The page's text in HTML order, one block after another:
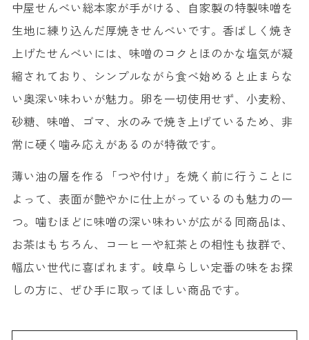
中屋せんべい総本家が手がける、自家製の特製味噌を
生地に練り込んだ厚焼きせんべいです。香ばしく焼き
上げたせんべいには、味噌のコクとほのかな塩気が凝
縮されており、シンプルながら食べ始めると止まらな
い奥深い味わいが魅力。卵を一切使用せず、小麦粉、
砂糖、味噌、ゴマ、水のみで焼き上げているため、非
常に硬く噛み応えがあるのが特徴です。
薄い油の層を作る「つや付け」を焼く前に行うことに
よって、表面が艶やかに仕上がっているのも魅力の一
つ。噛むほどに味噌の深い味わいが広がる同商品は、
お茶はもちろん、コーヒーや紅茶との相性も抜群で、
幅広い世代に喜ばれます。岐阜らしい定番の味をお探
しの方に、ぜひ手に取ってほしい商品です。